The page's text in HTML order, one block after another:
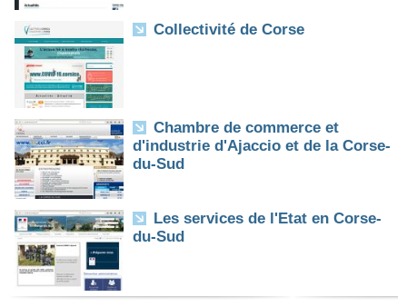
Collectivité de Corse
Chambre de commerce et
d'industrie d'Ajaccio et de la Corse-
du-Sud
Les services de l'Etat en Corse-
du-Sud